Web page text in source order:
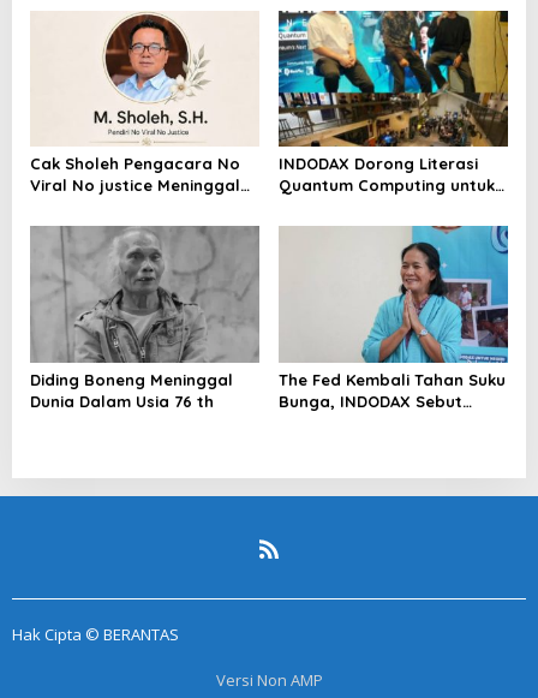
Riau Akan Tinjauan Lokasi
Cak Sholeh Pengacara No
Viral No justice Meninggal
INDODAX Dorong Literasi
Quantum Computing untuk
Blockchain
Diding Boneng Meninggal
Dunia Dalam Usia 76 th
The Fed Kembali Tahan Suku
Bunga, INDODAX Sebut
Hak Cipta © BERANTAS
Versi Non AMP